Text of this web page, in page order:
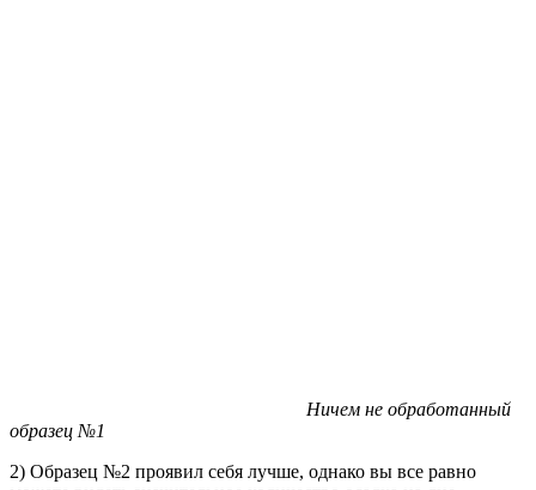
Ничем не обработанный
образец №1
2) Образец №2 проявил себя лучше, однако вы все равно